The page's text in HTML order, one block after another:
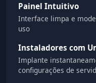
Painel Intuitivo
Interface limpa e
uso
Instaladores com
Implante
configurações de